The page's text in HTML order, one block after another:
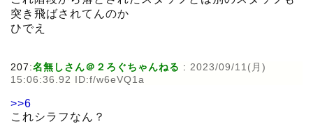
突き飛ばされてんのか
ひでえ
207:名無しさん＠２ろぐちゃんねる : 2023/09/11(月)
15:06:36.92 ID:f/w6eVQ1a
>>6
これシラフなん？